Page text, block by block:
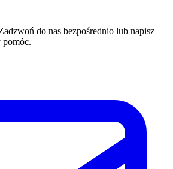
do nas bezpośrednio lub napisz
pomóc.